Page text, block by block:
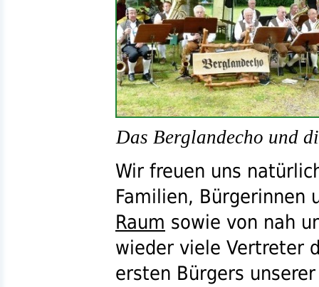
Das Berglandecho und
Wir freuen uns
Familien, Bürgerinnen
Raum sowie von nah
wieder viele Vertreter
ersten Bürgers